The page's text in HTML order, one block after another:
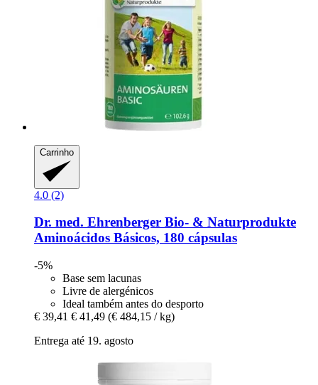
Carrinho
4.0 (2)
Dr. med. Ehrenberger Bio- & Naturprodukte
Aminoácidos Básicos, 180 cápsulas
-5%
Base sem lacunas
Livre de alergénicos
Ideal também antes do desporto
€ 39,41 € 41,49 (€ 484,15 / kg)
Entrega até 19. agosto